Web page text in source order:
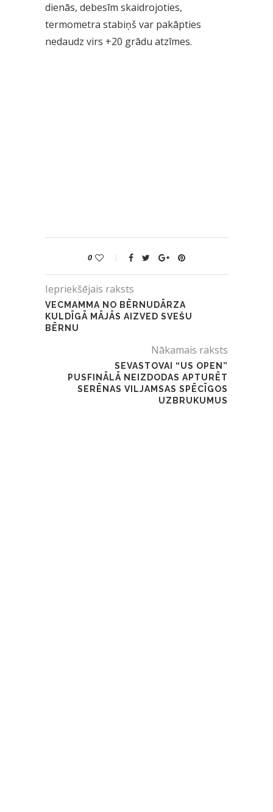
dienās, debesīm skaidrojoties,
termometra stabiņš var pakāpties
nedaudz virs +20 grādu atzīmes.
0
Iepriekšējais raksts
VECMAMMA NO BĒRNUDĀRZA
KULDĪGĀ MĀJĀS AIZVED SVEŠU
BĒRNU
Nākamais raksts
SEVASTOVAI “US OPEN”
PUSFINĀLĀ NEIZDODAS APTURĒT
SERĒNAS VILJAMSAS SPĒCĪGOS
UZBRUKUMUS